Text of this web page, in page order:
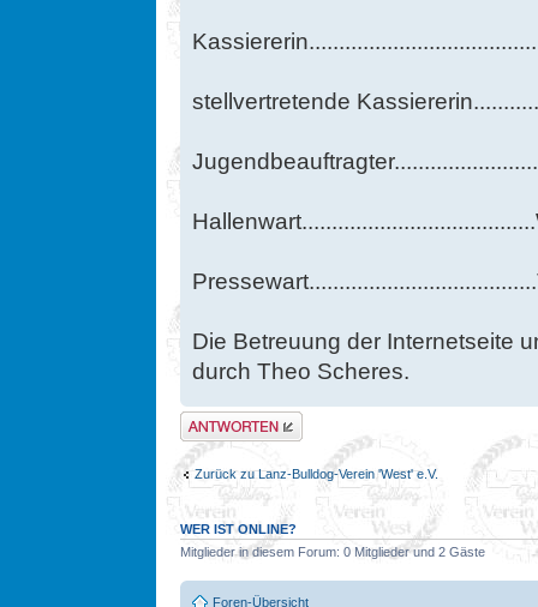
stellvertretende
Die Betreuung der Internetseite
durch Theo Scheres.
Antwort erstellen
Zurück zu Lanz-Bulldog-Verein 'West' e.V.
WER IST ONLINE?
Mitglieder in diesem Forum: 0 Mitglieder und 2 Gäste
Foren-Übersicht